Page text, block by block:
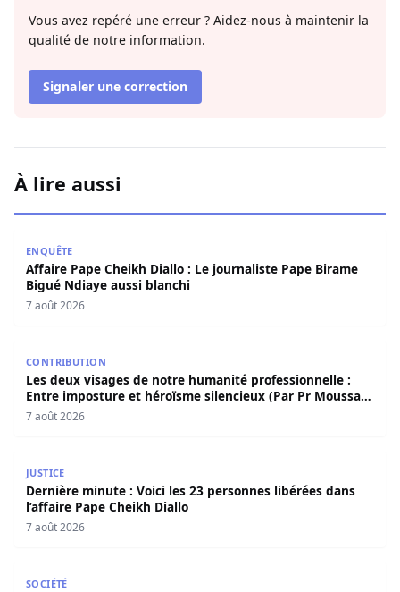
Vous avez repéré une erreur ? Aidez-nous à maintenir la
qualité de notre information.
Signaler une correction
À lire aussi
ENQUÊTE
Affaire Pape Cheikh Diallo : Le journaliste Pape Birame
Bigué Ndiaye aussi blanchi
7 août 2026
CONTRIBUTION
Les deux visages de notre humanité professionnelle :
Entre imposture et héroïsme silencieux (Par Pr Moussa
Seydi)
7 août 2026
JUSTICE
Dernière minute : Voici les 23 personnes libérées dans
l’affaire Pape Cheikh Diallo
7 août 2026
SOCIÉTÉ